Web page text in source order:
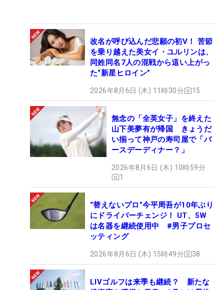
改名が呼び込んだ悲願の初V！ 苦節
を乗り越えた美女イ・ユルリンは、
同姓同名7人の混戦から這い上がっ
た“新星ヒロイン”
2026年8月6日 (木) 11時30分 15
無念の「全英女子」を終えた
山下美夢有が帰国 きょうだ
い揃って神戸の寿司屋で「バ
ースデーディナー？」
2026年8月6日 (木) 10時59分
1
“替えないプロ”今平周吾が10年ぶり
にドライバーチェンジ！ UT、5W
は名器を継続使用中 #男子プロセ
ッティング
2026年8月6日 (木) 15時49分 38
LIVゴルフは来季も継続？ 新たな